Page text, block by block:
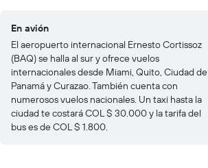
En avión
El aeropuerto internacional Ernesto Cortissoz
(BAQ) se halla al sur y ofrece vuelos
internacionales desde Miami, Quito, Ciudad de
Panamá y Curazao. También cuenta con
numerosos vuelos nacionales. Un taxi hasta la
ciudad te costará COL $ 30.000 y la tarifa del
bus es de COL $ 1.800.